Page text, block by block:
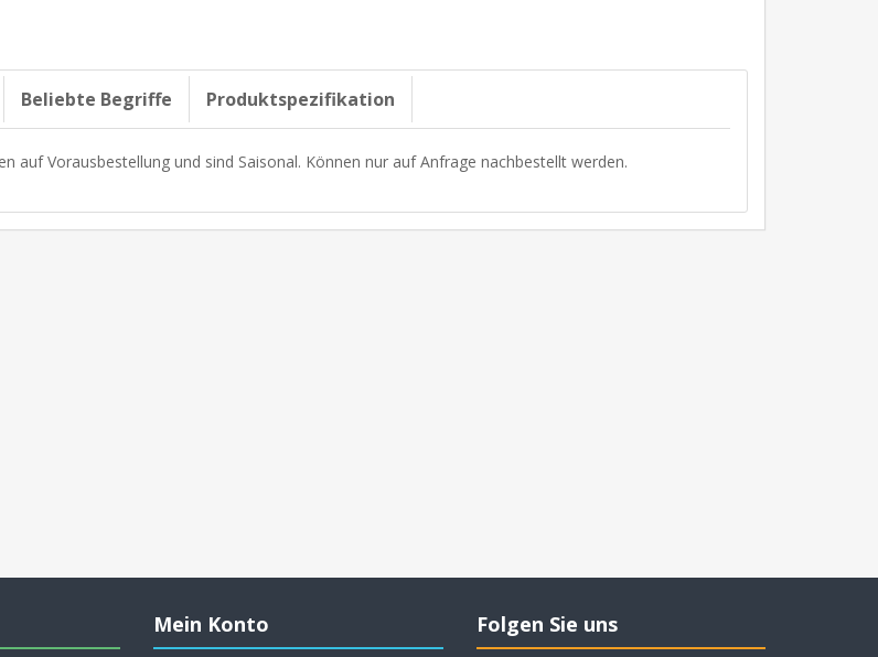
Beliebte Begriffe Produktspezifikation
auf Vorausbestellung und sind Saisonal. Können nur auf Anfrage nachbestellt werden.
Mein Konto Folgen Sie uns